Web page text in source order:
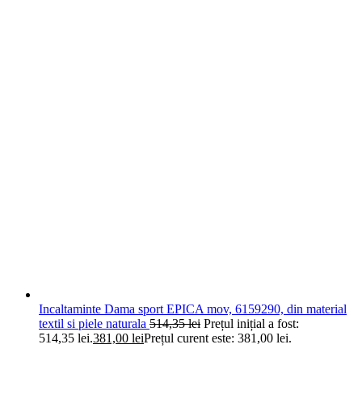
Incaltaminte Dama sport EPICA mov, 6159290, din material
textil si piele naturala 514,35lei Prețul inițial a fost:
514,35 lei.381,00 leiPrețul curent este: 381,00 lei.